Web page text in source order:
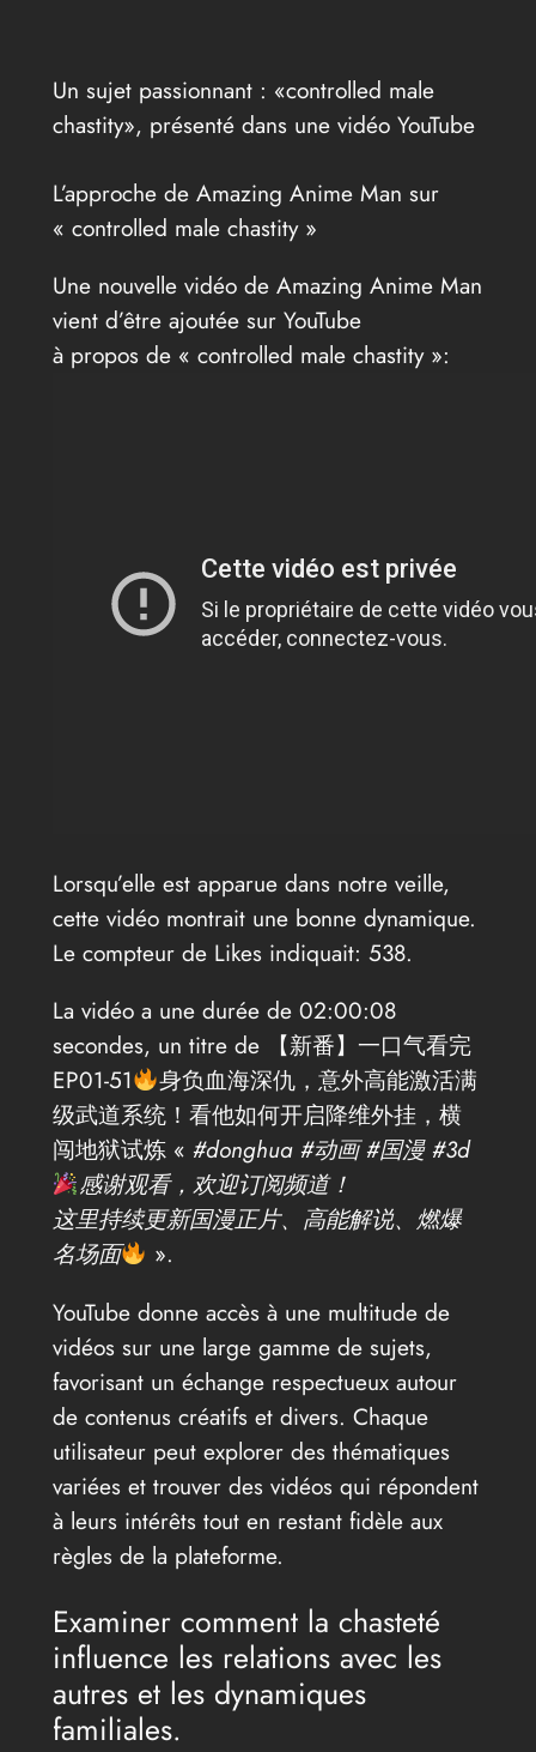
Un sujet passionnant : «controlled male
chastity», présenté dans une vidéo YouTube
L’approche de Amazing Anime Man sur
« controlled male chastity »
Une nouvelle vidéo de Amazing Anime Man
vient d’être ajoutée sur YouTube
à propos de « controlled male chastity »:
Lorsqu’elle est apparue dans notre veille,
cette vidéo montrait une bonne dynamique.
Le compteur de Likes indiquait: 538.
La vidéo a une durée de 02:00:08
secondes, un titre de 【新番】一口气看完
EP01-51
身负血海深仇，意外高能激活满
级武道系统！看他如何开启降维外挂，横
闯地狱试炼 « #donghua #动画 #国漫 #3d
感谢观看，欢迎订阅频道！
这里持续更新国漫正片、高能解说、燃爆
名场面
».
YouTube donne accès à une multitude de
vidéos sur une large gamme de sujets,
favorisant un échange respectueux autour
de contenus créatifs et divers. Chaque
utilisateur peut explorer des thématiques
variées et trouver des vidéos qui répondent
à leurs intérêts tout en restant fidèle aux
règles de la plateforme.
Examiner comment la chasteté
influence les relations avec les
autres et les dynamiques
familiales.